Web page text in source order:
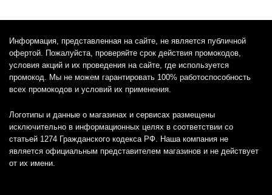
Информация, представленная на сайте, не является публичной
офертой. Пожалуйста, проверяйте срок действия промокодов,
условия акций и их проведения на сайте, где используется
промокод. Мы не можем гарантировать 100% работоспособность
всех промокодов и условий их применения.
Логотипы и данные о магазинах и сервисах размещены
исключительно в информационных целях в соответствии со
статьей 1274 Гражданского кодекса РФ. Наша компания не
является официальным представителем магазинов и не действует
от их имени.